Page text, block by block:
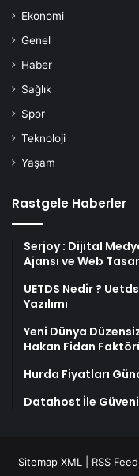
Ekonomi
Genel
Haber
Sağlık
Spor
Teknoloji
Yaşam
Rastgele Haberler
Serjoy : Dijital
Ajansı ve Web
UETDS Nedir ?
Yazılımı
Yeni Dünya
Hakan Fidan
Hurda Fiyatları
Datahost İle
Sitemap XML RSS Feed